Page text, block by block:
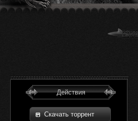
Действия
Скачать торрент